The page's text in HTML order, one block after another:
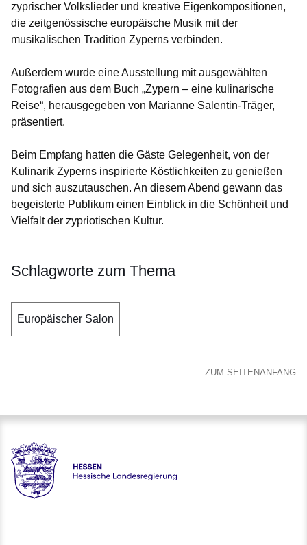
zyprischer Volkslieder und kreative Eigenkompositionen,
die zeitgenössische europäische Musik mit der
musikalischen Tradition Zyperns verbinden.
Außerdem wurde eine Ausstellung mit ausgewählten
Fotografien aus dem Buch „Zypern – eine kulinarische
Reise“, herausgegeben von Marianne Salentin-Träger,
präsentiert.
Beim Empfang hatten die Gäste Gelegenheit, von der
Kulinarik Zyperns inspirierte Köstlichkeiten zu genießen
und sich auszutauschen. An diesem Abend gewann das
begeisterte Publikum einen Einblick in die Schönheit und
Vielfalt der zypriotischen Kultur.
Schlagworte zum Thema
Europäischer Salon
ZUM SEITENANFANG
Hessen - Europanetzwerk